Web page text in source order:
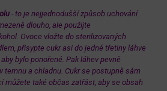
- to je nejjednodušší způsob uchování
dlouho, ale použijte
Ovoce vložte do sterilizovaných
přisypte cukr asi do jedné třetiny láhve
bylo ponořené. Pak láhev pevně
temnu a chladnu. Cukr se postupně sám
můžete také občas zatřást, aby se obsah